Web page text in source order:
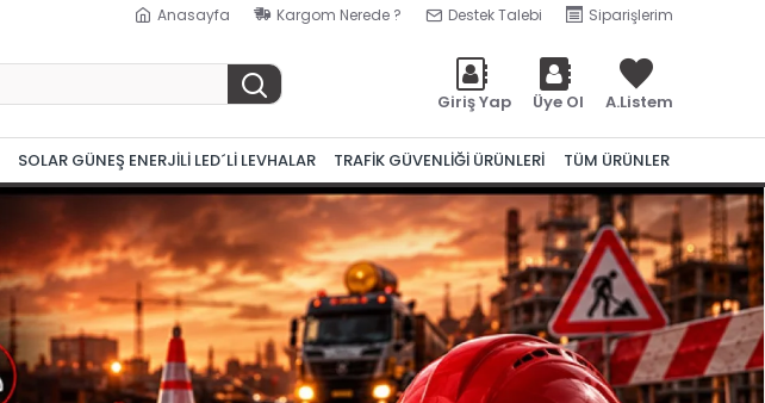
Anasayfa Kargom Nerede ? Destek Talebi Siparişlerim
Giriş Yap Üye Ol A.Listem
SOLAR GÜNEŞ ENERJİLİ LED´Lİ LEVHALAR TRAFİK GÜVENLİĞİ ÜRÜNLERİ TÜM ÜRÜNLER